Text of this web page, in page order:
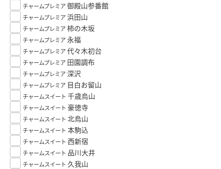
チャームプレミア御殿山参番館
チャームプレミア浜田山
チャームプレミア柿の木坂
チャームプレミア永福
チャームプレミア代々木初台
チャームプレミア 田園調布
チャームプレミア深沢
チャームプレミア 目白お留山
チャームスイート 千歳烏山
チャームスイート 豪徳寺
チャームスイート 北烏山
チャームスイート 本駒込
チャームスイート 西新宿
チャームスイート 品川大井
チャームスイート 久我山